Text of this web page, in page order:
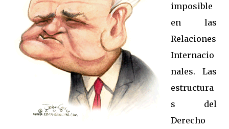
imposible
en las
Relaciones
Internacio
nales. Las
estructura
s del
Derecho